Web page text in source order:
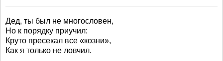
Дед, ты был не многословен,
Но к порядку приучил:
Круто пресекал все «козни»,
Как я только не ловчил.